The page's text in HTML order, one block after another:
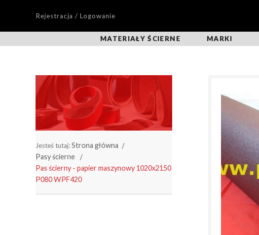
Rejestracja / Logowanie
MATERIAŁY ŚCIERNE MARKI
Jesteś tutaj:Strona główna
Pasy ścierne
Pas ścierny - papier maszynowy 1020x2150
P080 WPF420